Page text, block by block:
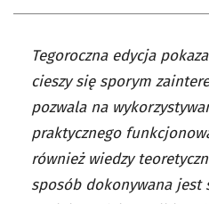
Tegoroczna edycja
cieszy się sporym
pozwala na
praktycznego
również wiedzy
sposób dokonywana jest